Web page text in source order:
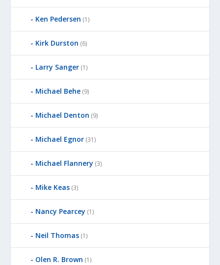
Ken Pedersen (1)
Kirk Durston (6)
Larry Sanger (1)
Michael Behe (9)
Michael Denton (9)
Michael Egnor (31)
Michael Flannery (3)
Mike Keas (3)
Nancy Pearcey (1)
Neil Thomas (1)
Olen R. Brown (1)